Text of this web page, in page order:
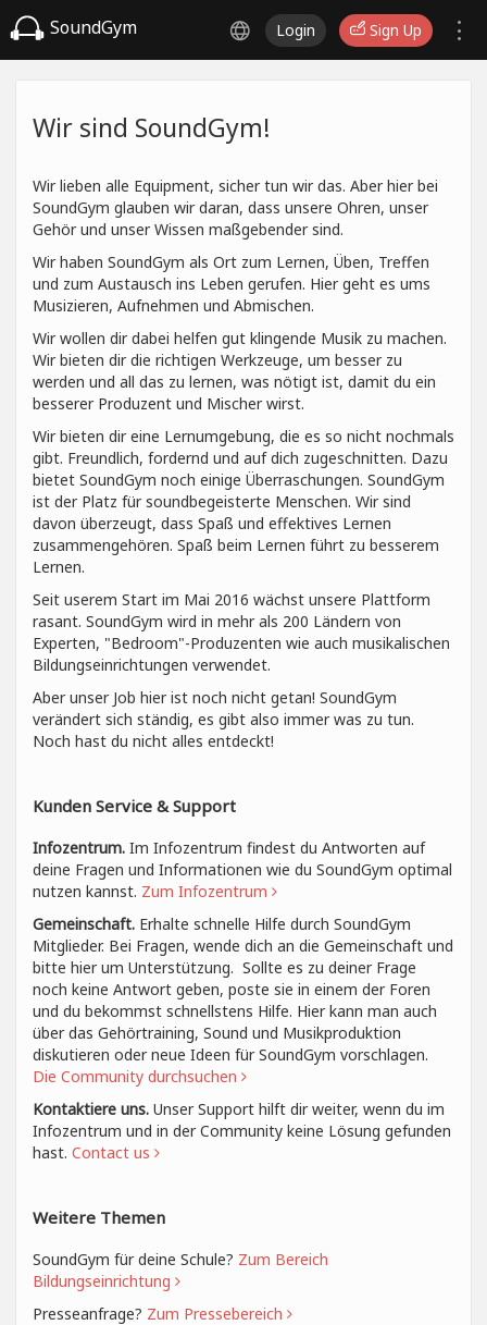
SoundGym Login Sign Up
Wir sind SoundGym!
Wir lieben alle Equipment, sicher tun wir das. Aber hier bei
SoundGym glauben wir daran, dass unsere Ohren, unser
Gehör und unser Wissen maßgebender sind.
Wir haben SoundGym als Ort zum Lernen, Üben, Treffen
und zum Austausch ins Leben gerufen. Hier geht es ums
Musizieren, Aufnehmen und Abmischen.
Wir wollen dir dabei helfen gut klingende Musik zu machen.
Wir bieten dir die richtigen Werkzeuge, um besser zu
werden und all das zu lernen, was nötigt ist, damit du ein
besserer Produzent und Mischer wirst.
Wir bieten dir eine Lernumgebung, die es so nicht nochmals
gibt. Freundlich, fordernd und auf dich zugeschnitten. Dazu
bietet SoundGym noch einige Überraschungen. SoundGym
ist der Platz für soundbegeisterte Menschen. Wir sind
davon überzeugt, dass Spaß und effektives Lernen
zusammengehören. Spaß beim Lernen führt zu besserem
Lernen.
Seit userem Start im Mai 2016 wächst unsere Plattform
rasant. SoundGym wird in mehr als 200 Ländern von
Experten, "Bedroom"-Produzenten wie auch musikalischen
Bildungseinrichtungen verwendet.
Aber unser Job hier ist noch nicht getan! SoundGym
verändert sich ständig, es gibt also immer was zu tun.
Noch hast du nicht alles entdeckt!
Kunden Service & Support
Infozentrum. Im Infozentrum findest du Antworten auf
deine Fragen und Informationen wie du SoundGym optimal
nutzen kannst. Zum Infozentrum
Gemeinschaft. Erhalte schnelle Hilfe durch SoundGym
Mitglieder. Bei Fragen, wende dich an die Gemeinschaft und
bitte hier um Unterstützung. Sollte es zu deiner Frage
noch keine Antwort geben, poste sie in einem der Foren
und du bekommst schnellstens Hilfe. Hier kann man auch
über das Gehörtraining, Sound und Musikproduktion
diskutieren oder neue Ideen für SoundGym vorschlagen.
Die Community durchsuchen
Kontaktiere uns. Unser Support hilft dir weiter, wenn du im
Infozentrum und in der Community keine Lösung gefunden
hast. Contact us
Weitere Themen
SoundGym für deine Schule? Zum Bereich
Bildungseinrichtung
Presseanfrage? Zum Pressebereich